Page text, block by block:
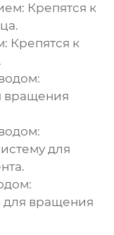
Крепятся к
Крепятся к
вращения
для
для вращения